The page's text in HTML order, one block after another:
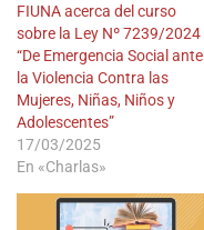
FIUNA acerca del curso
sobre la Ley Nº 7239/2024
“De Emergencia Social ante
la Violencia Contra las
Mujeres, Niñas, Niños y
Adolescentes”
17/03/2025
En «Charlas»